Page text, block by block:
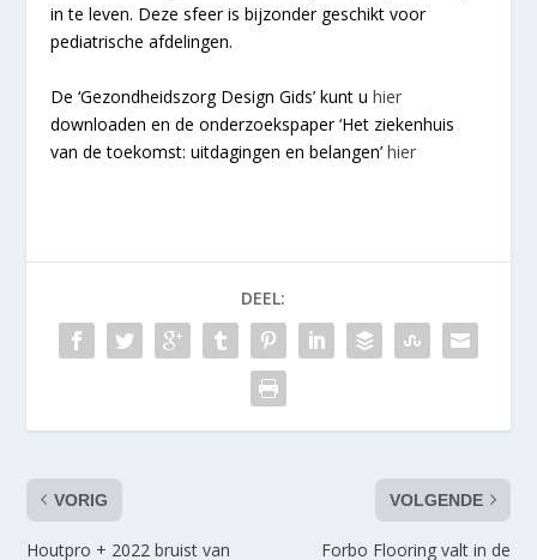
in te leven. Deze sfeer is bijzonder geschikt voor
pediatrische afdelingen.
De ‘Gezondheidszorg Design Gids’ kunt uhier
downloaden en de onderzoekspaper ‘Het ziekenhuis
van de toekomst: uitdagingen en belangen’hier
DEEL:
VORIG
Houtpro + 2022 bruist van
VOLGENDE
Forbo Flooring valt in de